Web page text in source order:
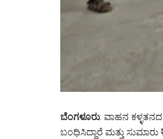
ಬೆಂಗಳೂರು: ವಾಹನ
ಬಂಧಿಸಿದ್ದಾರೆ ಮತ್ತು ಸುಮಾರು